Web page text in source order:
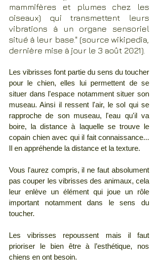
mammifères et plumes chez les
oiseaux) qui transmettent leurs
vibrations à un organe sensoriel
situé à leur base." (source wikipedia,
dernière mise à jour le 3 août 2021).
Les vibrisses font partie du sens du toucher
pour le chien, elles lui permettent de se
situer dans l'espace notamment situer son
museau. Ainsi il ressent l'air, le sol qui se
rapproche de son museau, l'eau qu'il va
boire, la distance à laquelle se trouve le
copain chien avec qui il fait connaissance...
Il en appréhende la distance et la texture.
Vous l'aurez compris, il ne faut absolument
pas couper les vibrisses des animaux, cela
leur enlève un élément qui joue un rôle
important notamment dans le sens du
toucher.
Les vibrisses repoussent mais il faut
prioriser le bien être à l’esthétique, nos
chiens en ont besoin.